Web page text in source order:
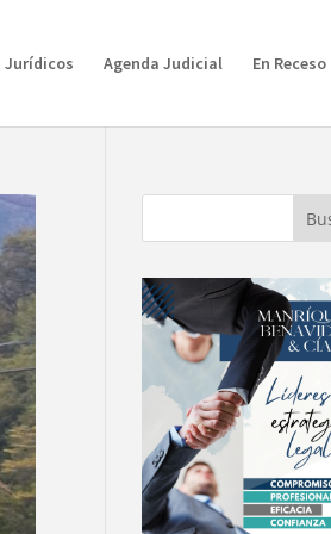
Jurídicos Agenda Judicial En Receso